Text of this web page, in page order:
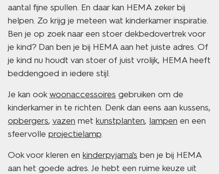
aantal fijne spullen. En daar kan HEMA zeker bij
helpen. Zo krijg je meteen wat kinderkamer inspiratie.
Ben je op zoek naar een stoer dekbedovertrek voor
je kind? Dan ben je bij HEMA aan het juiste adres. Of
je kind nu houdt van stoer of juist vrolijk, HEMA heeft
beddengoed in iedere stijl.
Je kan ookwoonaccessoires gebruiken om de
kinderkamer in te richten. Denk dan eens aan kussens,
opbergers, vazen met kunstplanten, lampen en een
sfeervolle projectielamp.
Ook voor kleren en kinderpyjama's ben je bij HEMA
aan het goede adres. Je hebt een ruime keuze uit